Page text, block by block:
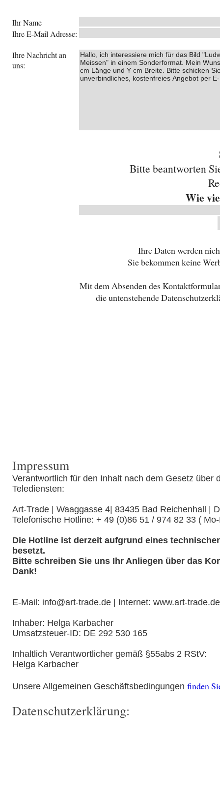
Ihr Name
Ihre E-Mail Adresse:
Ihre Nachricht an
uns:
Bitte beantworten
Wie
Ihre Daten werden
Sie bekommen keine
Mit dem Absenden des
die untenstehende
Impressum
Verantwortlich für den Inhalt nach dem Gesetz über
Telediensten:
Art-Trade | Waaggasse 4| 83435 Bad Reichenhall |
Telefonische Hotline: + 49 (0)86 51 / 974 82 33 (
Die Hotline ist derzeit aufgrund eines
besetzt.
Bitte schreiben Sie uns Ihr Anliegen über das
Dank!
E-Mail: info@art-trade.de | Internet: www.art-trade.de
Inhaber: Helga Karbacher
Umsatzsteuer-ID: DE 292 530 165
Inhaltlich Verantwortlicher gemäß §55abs 2 RStV:
Helga Karbacher
Unsere Allgemeinen Geschäftsbedingungen finden
Datenschutzerklärung: